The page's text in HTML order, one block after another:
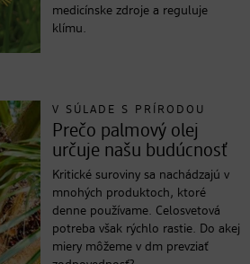
medicínske zdroje a reguluje
klímu.
V SÚLADE S PRÍRODOU
Prečo palmový olej
určuje našu budúcnosť
Kritické suroviny sa nachádzajú v
mnohých produktoch, ktoré
denne používame. Celosvetová
potreba však rýchlo rastie. Do akej
miery môžeme v dm prevziať